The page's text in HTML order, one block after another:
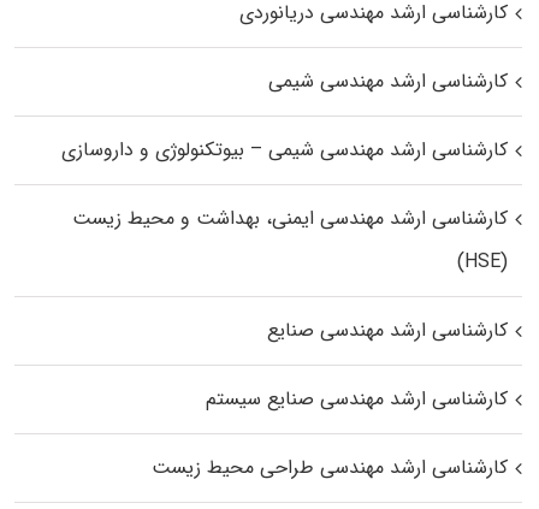
کارشناسی ارشد مهندسی دریانوردی
کارشناسی ارشد مهندسی شیمی
کارشناسی ارشد مهندسی شیمی – بیوتکنولوژی و داروسازی
کارشناسی ارشد مهندسی ایمنی، بهداشت و محیط زیست
(HSE)
کارشناسی ارشد مهندسی صنایع
کارشناسی ارشد مهندسی صنایع سیستم
کارشناسی ارشد مهندسی طراحی محیط زیست